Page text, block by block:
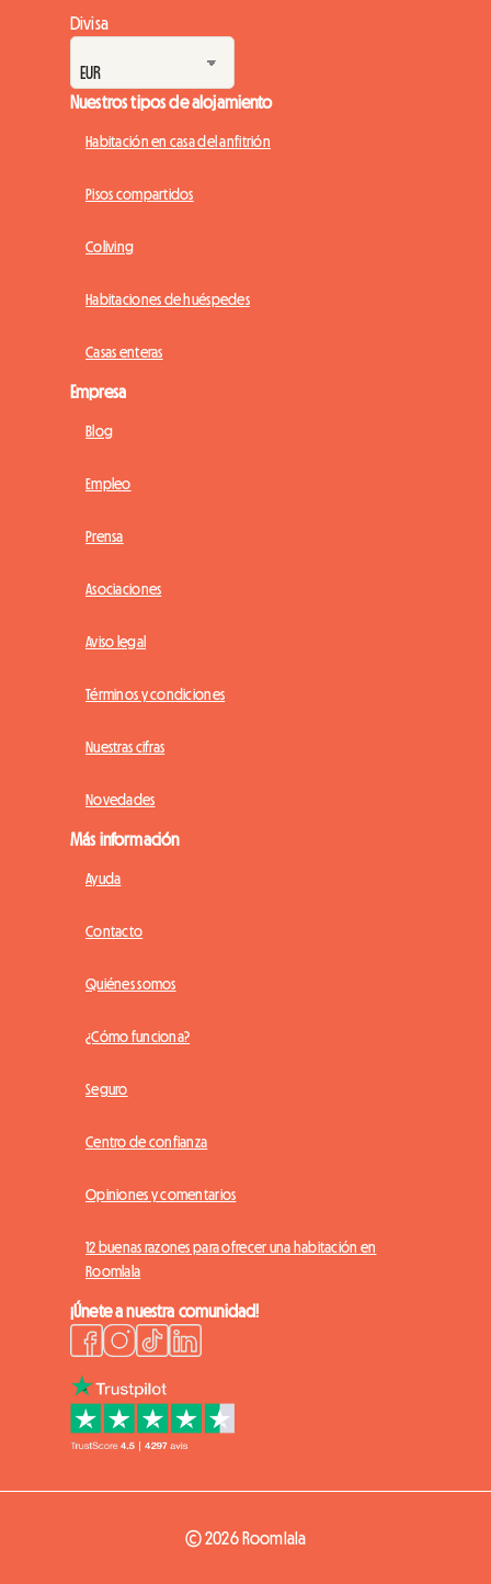
Divisa
Nuestros tipos de alojamiento
Habitación en casa del anfitrión
Pisos compartidos
Coliving
Habitaciones de huéspedes
Casas enteras
Empresa
Blog
Empleo
Prensa
Asociaciones
Aviso legal
Términos y condiciones
Nuestras cifras
Novedades
Más información
Ayuda
Contacto
Quiénes somos
¿Cómo funciona?
Seguro
Centro de confianza
Opiniones y comentarios
12 buenas razones para ofrecer una habitación en
Roomlala
¡Únete a nuestra comunidad!
© 2026 Roomlala